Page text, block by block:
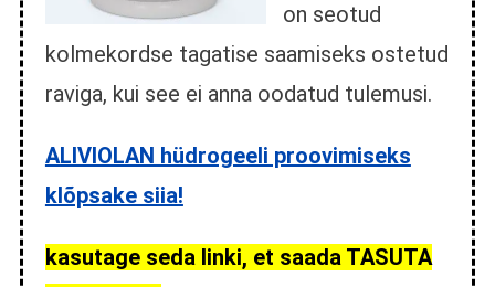
on seotud
kolmekordse tagatise saamiseks ostetud
raviga, kui see ei anna oodatud tulemusi.
ALIVIOLAN hüdrogeeli proovimiseks
klõpsake siia!
kasutage seda linki, et saada TASUTA